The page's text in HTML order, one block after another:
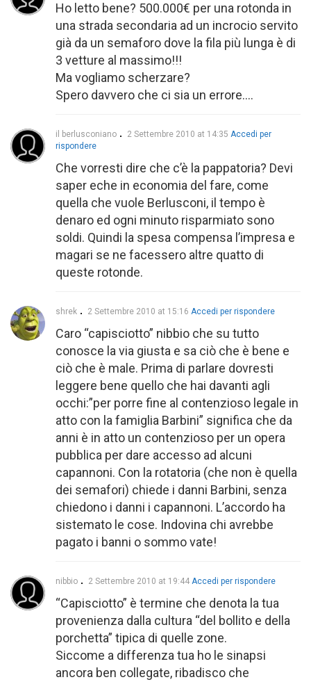
Ho letto bene? 500.000€ per una rotonda in
una strada secondaria ad un incrocio servito
già da un semaforo dove la fila più lunga è di
3 vetture al massimo!!!
Ma vogliamo scherzare?
Spero davvero che ci sia un errore….
il berlusconiano 2 Settembre 2010 at 14:35 Accedi per
rispondere
Che vorresti dire che c’è la pappatoria? Devi
saper eche in economia del fare, come
quella che vuole Berlusconi, il tempo è
denaro ed ogni minuto risparmiato sono
soldi. Quindi la spesa compensa l’impresa e
magari se ne facessero altre quatto di
queste rotonde.
shrek 2 Settembre 2010 at 15:16 Accedi per rispondere
Caro “capisciotto” nibbio che su tutto
conosce la via giusta e sa ciò che è bene e
ciò che è male. Prima di parlare dovresti
leggere bene quello che hai davanti agli
occhi:”per porre fine al contenzioso legale in
atto con la famiglia Barbini” significa che da
anni è in atto un contenzioso per un opera
pubblica per dare accesso ad alcuni
capannoni. Con la rotatoria (che non è quella
dei semafori) chiede i danni Barbini, senza
chiedono i danni i capannoni. L’accordo ha
sistemato le cose. Indovina chi avrebbe
pagato i banni o sommo vate!
nibbio 2 Settembre 2010 at 19:44 Accedi per rispondere
“Capisciotto” è termine che denota la tua
provenienza dalla cultura “del bollito e della
porchetta” tipica di quelle zone.
Siccome a differenza tua ho le sinapsi
ancora ben collegate, ribadisco che